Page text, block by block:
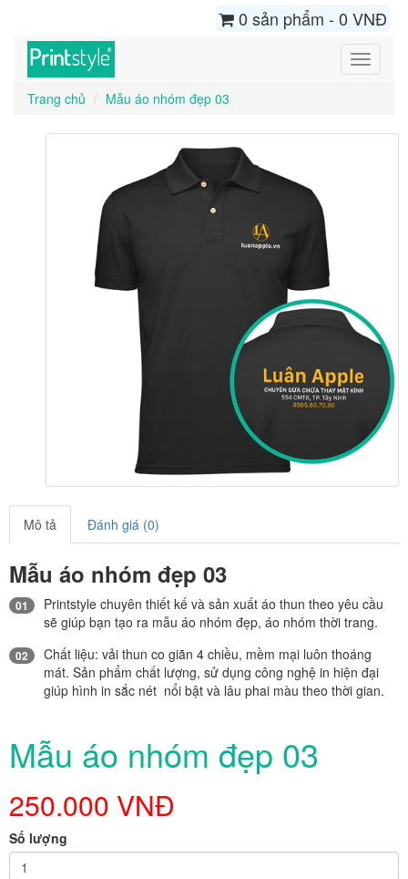
0 sản phẩm - 0 VNĐ
Toggle
Trang chủ
Mẫu áo nhóm đẹp 03
Mô tả Đánh giá (0)
Mẫu áo nhóm đẹp 03
01
Printstyle chuyên thiết kế và sản xuất áo thun theo yêu cầu
sẽ giúp bạn tạo ra mẫu áo nhóm đẹp, áo nhóm thời trang.
02
Chất liệu: vải thun co giãn 4 chiều, mềm mại luôn thoáng
mát. Sản phẩm chất lượng, sử dụng công nghệ in hiện đại
giúp hình in sắc nét nổi bật và lâu phai màu theo thời gian.
Mẫu áo nhóm đẹp 03
250.000 VNĐ
Số lượng